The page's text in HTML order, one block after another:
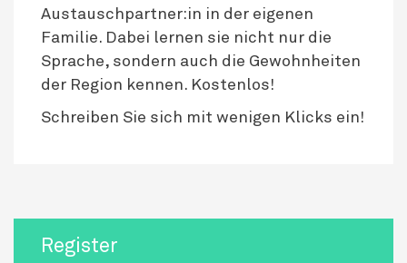
Austauschpartner:in in der eigenen
Familie. Dabei lernen sie nicht nur die
Sprache, sondern auch die Gewohnheiten
der Region kennen. Kostenlos!
Schreiben Sie sich mit wenigen Klicks ein!
Register